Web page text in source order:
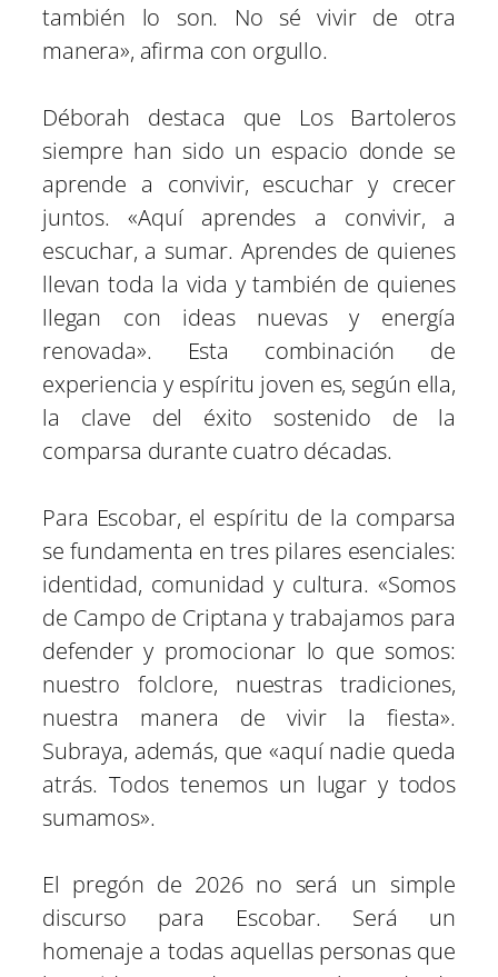
también lo son. No sé vivir de otra
manera», afirma con orgullo.
Déborah destaca que Los Bartoleros
siempre han sido un espacio donde se
aprende a convivir, escuchar y crecer
juntos. «Aquí aprendes a convivir, a
escuchar, a sumar. Aprendes de quienes
llevan toda la vida y también de quienes
llegan con ideas nuevas y energía
renovada». Esta combinación de
experiencia y espíritu joven es, según ella,
la clave del éxito sostenido de la
comparsa durante cuatro décadas.
Para Escobar, el espíritu de la comparsa
se fundamenta en tres pilares esenciales:
identidad, comunidad y cultura. «Somos
de Campo de Criptana y trabajamos para
defender y promocionar lo que somos:
nuestro folclore, nuestras tradiciones,
nuestra manera de vivir la fiesta».
Subraya, además, que «aquí nadie queda
atrás. Todos tenemos un lugar y todos
sumamos».
El pregón de 2026 no será un simple
discurso para Escobar. Será un
homenaje a todas aquellas personas que